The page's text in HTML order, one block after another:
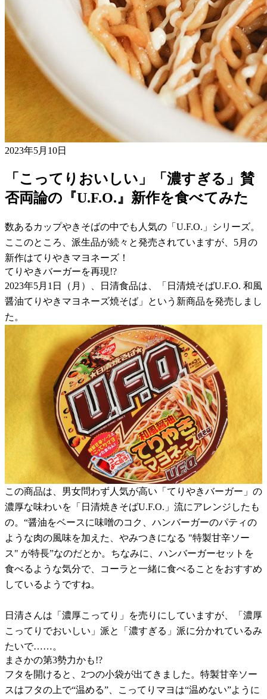
2023年5月10日
「こってりおいしい」「濃すぎる」賛
否両論の『U.F.O.』新作を食べてみた
数あるカップやきそばの中でも人気の「U.F.O.」シリーズ。
ここのところ、派生品が続々と発売されていますが、5月の
新作はてりやきマヨネーズ！
てりやきバーガーを再現!?
2023年5月1日（月）、日清食品は、「日清焼そばU.F.O. 和風
醤油てりやきマヨネーズ焼そば」という新商品を発売しまし
た。
この商品は、男女問わず人気が高い「てりやきバーガー」の
濃厚な味わいを「日清焼きそばU.F.O.」流にアレンジしたも
の。“醤油をベースに味噌のコク、ハンバーガーのパティの
ような肉の風味を加えた、やみつきになる "特製甘辛ソー
ス" が特長”なのだとか。ちなみに、ハンバーガーセットを
食べるような気分で、コーラと一緒に食べることをおすすめ
しているようですね。
日清さんは「濃厚こってり」を売りにしていますが、「濃厚
こってりでおいしい」派と「濃すぎる」派に分かれているみ
たいで……。
まさかの第3勢力かも!?
フタを開けると、2つの小袋が出てきました。特製甘辛ソー
スはフタの上で“温める”、こってりマヨは“温めない”ように